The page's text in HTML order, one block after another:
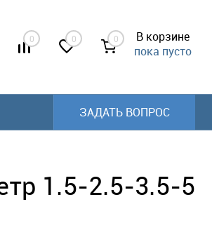
0 0 0
В корзине
пока пусто
ЗАДАТЬ ВОПРОС
1.5-2.5-3.5-5